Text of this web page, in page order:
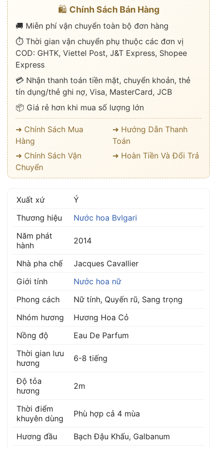
🛍️ Chính Sách Bán Hàng
🚚 Miễn phí vận chuyển toàn bộ đơn hàng
⏱️ Thời gian vận chuyển phụ thuộc các đơn vị
COD: GHTK, Viettel Post, J&T Express, Shopee
Express
💳 Nhận thanh toán tiền mặt, chuyển khoản, thẻ
tín dụng/thẻ ghi nợ, Visa, MasterCard, JCB
📦 Giá rẻ hơn khi mua số lượng lớn
➜ Chính Sách Mua
Hàng
➜ Hướng Dẫn Thanh
Toán
➜ Chính Sách Vận
Chuyển
➜ Hoàn Tiền Và Đổi Trả
Xuất xứ
Ý
Thương hiệu
Nước hoa Bvlgari
Năm phát
hành
2014
Nhà pha chế
Jacques Cavallier
Giới tính
Nước hoa nữ
Phong cách
Nữ tính, Quyến rũ, Sang trọng
Nhóm hương
Hương Hoa Cỏ
Nồng độ
Eau De Parfum
Thời gian lưu
hương
6-8 tiếng
Độ tỏa
hương
2m
Thời điểm
khuyên dùng
Phù hợp cả 4 mùa
Hương đầu Bạch Đậu Khấu, Galbanum